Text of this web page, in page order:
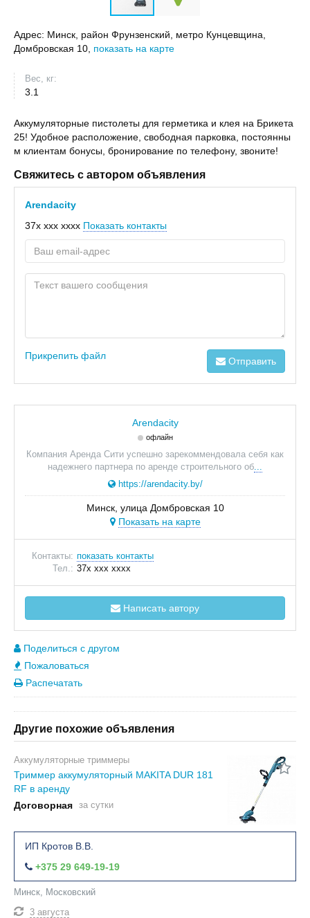
Адрес: Минск, район Фрунзенский, метро Кунцевщина,
Домбровская 10, показать на карте
Вес, кг:
3.1
Аккумуляторные пистолеты для герметика и клея на Брикета
25! Удобное расположение, свободная парковка, постоянны
м клиентам бонусы, бронирование по телефону, звоните!
Свяжитесь с автором объявления
Arendacity
37x xxx xxxx Показать контакты
Прикрепить файл Отправить
Arendacity
офлайн
Компания Аренда Сити успешно зарекоммендовала себя как
надежнего партнера по аренде строительного об...
https://arendacity.by/
Минск, улица Домбровская 10
Показать на карте
Контакты: показать контакты
Тел.: 37x xxx xxxx
Написать автору
Поделиться с другом
Пожаловаться
Распечатать
Другие похожие объявления
Аккумуляторные триммеры
Триммер аккумуляторный MAKITA DUR 181
RF в аренду
Договорная за сутки
ИП Кротов В.В.
+375 29 649-19-19
Минск, Московский
3 августа